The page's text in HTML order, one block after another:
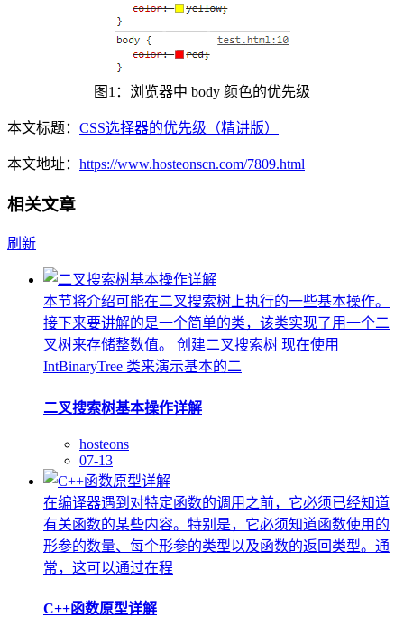
图1：浏览器中 body 颜色的优先级
本文标题： CSS选择器的优先级（精讲版）
本文地址： https://www.hosteonscn.com/7809.html
相关文章
刷新
本节将介绍可能在二叉搜索树上执行的一些基本操作。
接下来要讲解的是一个简单的类，该类实现了用一个二
叉树来存储整数值。 创建二叉搜索树 现在使用
IntBinaryTree 类来演示基本的二
二叉搜索树基本操作详解
hosteons
07-13
在编译器遇到对特定函数的调用之前，它必须已经知道
有关函数的某些内容。特别是，它必须知道函数使用的
形参的数量、每个形参的类型以及函数的返回类型。通
常，这可以通过在程
C++函数原型详解